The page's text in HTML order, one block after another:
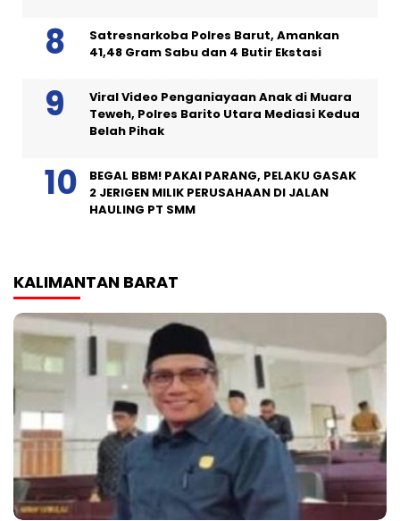
Satresnarkoba Polres Barut, Amankan
41,48 Gram Sabu dan 4 Butir Ekstasi
Viral Video Penganiayaan Anak di Muara
Teweh, Polres Barito Utara Mediasi Kedua
Belah Pihak
BEGAL BBM! PAKAI PARANG, PELAKU GASAK
2 JERIGEN MILIK PERUSAHAAN DI JALAN
HAULING PT SMM
KALIMANTAN BARAT